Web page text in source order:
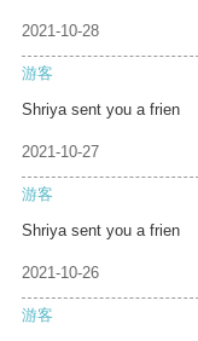
2021-10-28
游客
Shriya sent you a frien
2021-10-27
游客
Shriya sent you a frien
2021-10-26
游客